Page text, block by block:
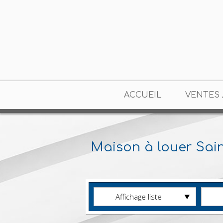
ACCUEIL VENTES
Maison à louer
Affichage liste